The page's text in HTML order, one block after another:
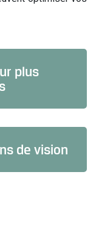
plus
de vision